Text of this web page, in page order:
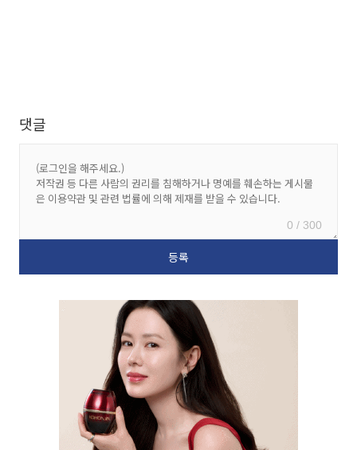
댓글
0 / 300